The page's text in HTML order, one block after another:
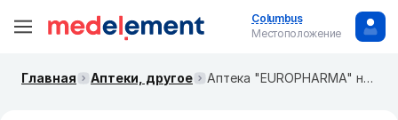
Columbus
Местоположение
Главная Аптеки, другое Аптека "EUROPHARMA" на Тимирязева